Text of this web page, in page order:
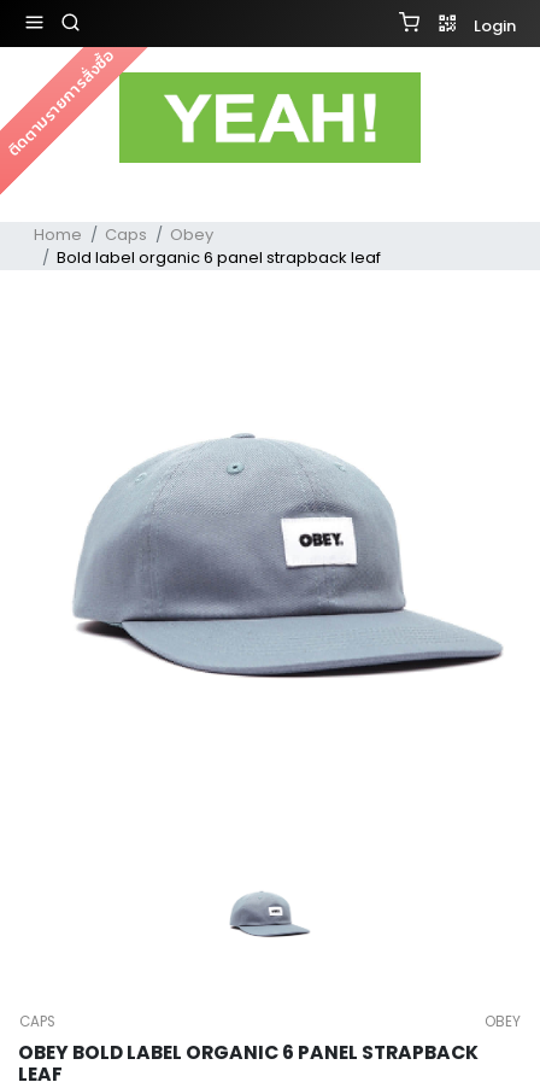
Login
ติดตามรายการสั่งซื้อ
Home Caps
Obey
Bold label organic 6 panel strapback leaf
CAPS OBEY
OBEY BOLD LABEL ORGANIC 6 PANEL STRAPBACK
LEAF